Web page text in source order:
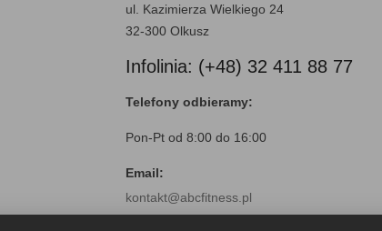
ul. Kazimierza Wielkiego 24
32-300 Olkusz
Infolinia: (+48) 32 411 88 77
Telefony odbieramy:
Pon-Pt od 8:00 do 16:00
Email:
kontakt@abcfitness.pl